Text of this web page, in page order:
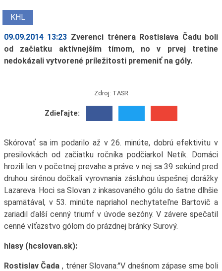
KHL
09.09.2014 13:23 Zverenci trénera Rostislava Čadu boli
od začiatku aktívnejším tímom, no v prvej tretine
nedokázali vytvorené príležitosti premeniť na góly.
Zdroj: TASR
Zdieľajte:
Skórovať sa im podarilo až v 26. minúte, dobrú efektivitu v
presilovkách od začiatku ročníka podčiarkol Netík. Domáci
hrozili len v početnej prevahe a práve v nej sa 39 sekúnd pred
druhou sirénou dočkali vyrovnania zásluhou úspešnej dorážky
Lazareva. Hoci sa Slovan z inkasovaného gólu do šatne dlhšie
spamätával, v 53. minúte napriahol nechytateľne Bartovič a
zariadil ďalší cenný triumf v úvode sezóny. V závere spečatil
cenné víťazstvo gólom do prázdnej bránky Surový.
hlasy (hcslovan.sk):
Rostislav Čada , tréner Slovana:"V dnešnom zápase sme boli